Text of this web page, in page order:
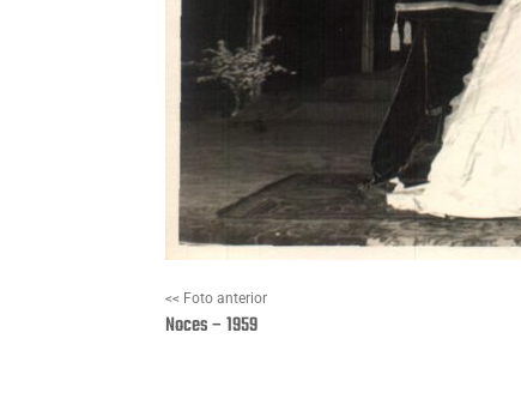
<< Foto anterior
Noces – 1959